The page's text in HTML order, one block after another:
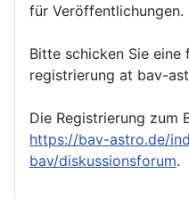
für Veröffentlichungen.
Bitte schicken Sie
registrierung at bav-
Die Registrierung zum
https://bav-astro.de/
bav/diskussionsforum.